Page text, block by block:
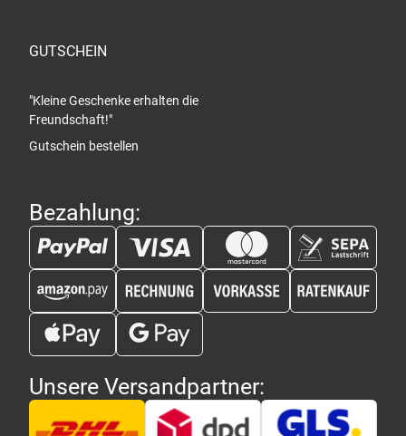
GUTSCHEIN
"Kleine Geschenke erhalten die
Freundschaft!"
Gutschein bestellen
Bezahlung:
Unsere Versandpartner: